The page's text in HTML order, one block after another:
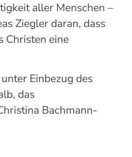
aller Menschen –
Ziegler daran, dass
Christen eine
Einbezug des
das
Bachmann-